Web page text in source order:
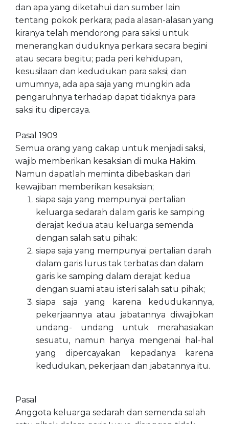
dan apa yang diketahui dan sumber lain
tentang pokok perkara; pada alasan-alasan yang
kiranya telah mendorong para saksi untuk
menerangkan duduknya perkara secara begini
atau secara begitu; pada peri kehidupan,
kesusilaan dan kedudukan para saksi; dan
umumnya, ada apa saja yang mungkin ada
pengaruhnya terhadap dapat tidaknya para
saksi itu dipercaya.
Pasal 1909
Semua orang yang cakap untuk menjadi saksi,
wajib memberikan kesaksian di muka Hakim.
Namun dapatlah meminta dibebaskan dari
kewajiban memberikan kesaksian;
siapa saja yang mempunyai pertalian
keluarga sedarah dalam garis ke samping
derajat kedua atau keluarga semenda
dengan salah satu pihak:
siapa saja yang mempunyai pertalian darah
dalam garis lurus tak terbatas dan dalam
garis ke samping dalam derajat kedua
dengan suami atau isteri salah satu pihak;
siapa saja yang karena kedudukannya,
pekerjaannya atau jabatannya diwajibkan
undang- undang untuk merahasiakan
sesuatu, namun hanya mengenai hal-hal
yang dipercayakan kepadanya karena
kedudukan, pekerjaan dan jabatannya itu.
Pasal
Anggota keluarga sedarah dan semenda salah